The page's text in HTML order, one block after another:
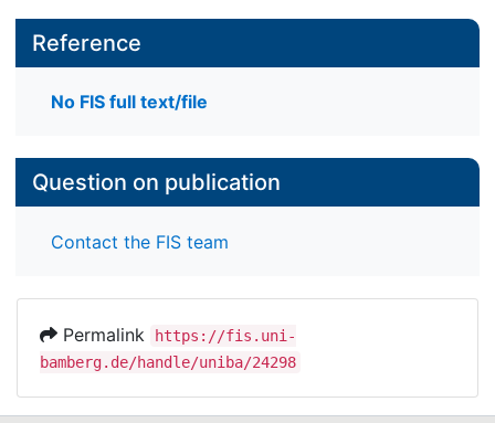
Reference
No FIS full text/file
Question on publication
Contact the FIS team
Permalink
https://fis.uni-
bamberg.de/handle/uniba/24298